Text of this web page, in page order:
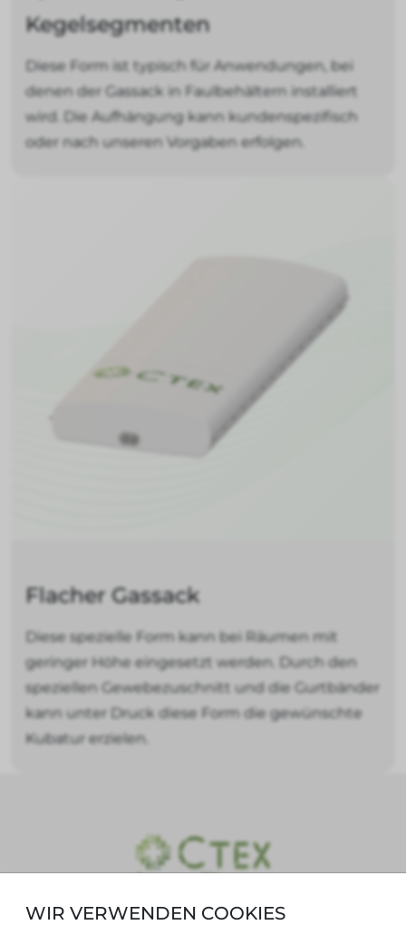
Kegelsegmenten
Diese Form ist typisch für Anwendungen, bei
denen der Gassack in Faulbehältern installiert
wird. Die Aufhängung kann kundenspezifisch
oder nach unseren Vorgaben erfolgen.
Flacher Gassack
Diese spezielle Form kann bei Räumen mit
geringer Höhe eingesetzt werden. Durch den
speziellen Gewebezuschnitt und die Gurtbänder
kann unter Druck diese Form die gewünschte
Kubatur erzielen.
CTex Solutions GmbH
WIR VERWENDEN COOKIES